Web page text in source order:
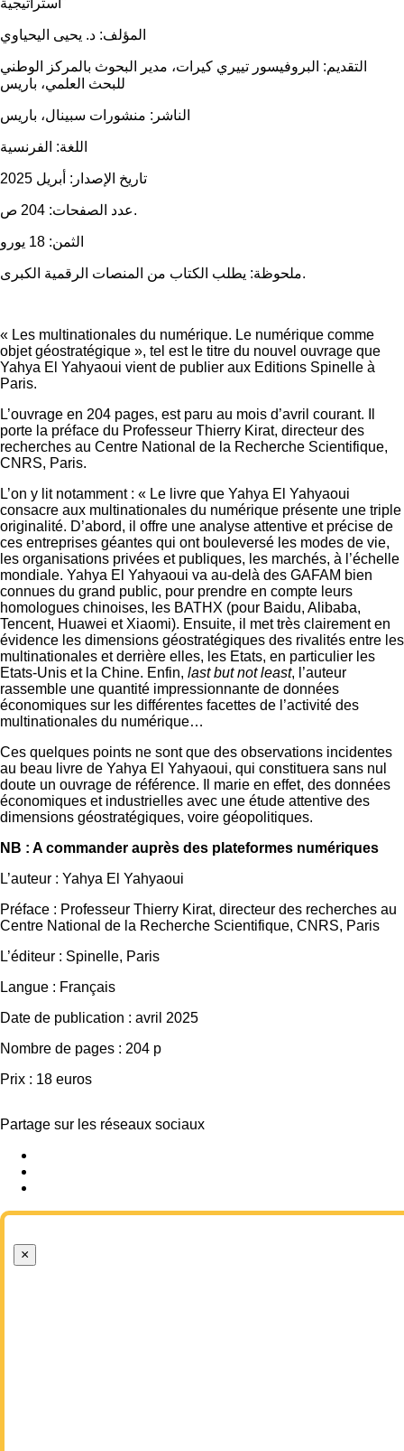
استراتيجية"
المؤلف: د. يحيى اليحياوي
التقديم: البروفيسور تييري كيرات، مدير البحوث بالمركز الوطني
للبحث العلمي، باريس
الناشر: منشورات سبينال، باريس
اللغة: الفرنسية
تاريخ الإصدار: أبريل 2025
عدد الصفحات: 204 ص.
الثمن: 18 يورو
ملحوظة: يطلب الكتاب من المنصات الرقمية الكبرى.
« Les multinationales du numérique. Le numérique comme
objet géostratégique », tel est le titre du nouvel ouvrage que
Yahya El Yahyaoui vient de publier aux Editions Spinelle à
Paris.
L’ouvrage en 204 pages, est paru au mois d’avril courant. Il
porte la préface du Professeur Thierry Kirat, directeur des
recherches au Centre National de la Recherche Scientifique,
CNRS, Paris.
L’on y lit notamment : « Le livre que Yahya El Yahyaoui
consacre aux multinationales du numérique présente une triple
originalité. D’abord, il offre une analyse attentive et précise de
ces entreprises géantes qui ont bouleversé les modes de vie,
les organisations privées et publiques, les marchés, à l’échelle
mondiale. Yahya El Yahyaoui va au-delà des GAFAM bien
connues du grand public, pour prendre en compte leurs
homologues chinoises, les BATHX (pour Baidu, Alibaba,
Tencent, Huawei et Xiaomi). Ensuite, il met très clairement en
évidence les dimensions géostratégiques des rivalités entre les
multinationales et derrière elles, les Etats, en particulier les
Etats-Unis et la Chine. Enfin, last but not least, l’auteur
rassemble une quantité impressionnante de données
économiques sur les différentes facettes de l’activité des
multinationales du numérique…
Ces quelques points ne sont que des observations incidentes
au beau livre de Yahya El Yahyaoui, qui constituera sans nul
doute un ouvrage de référence. Il marie en effet, des données
économiques et industrielles avec une étude attentive des
dimensions géostratégiques, voire géopolitiques.
NB : A commander auprès des plateformes numériques
L’auteur : Yahya El Yahyaoui
Préface : Professeur Thierry Kirat, directeur des recherches au
Centre National de la Recherche Scientifique, CNRS, Paris
L’éditeur : Spinelle, Paris
Langue : Français
Date de publication : avril 2025
Nombre de pages : 204 p
Prix : 18 euros
Partage sur les réseaux sociaux
×